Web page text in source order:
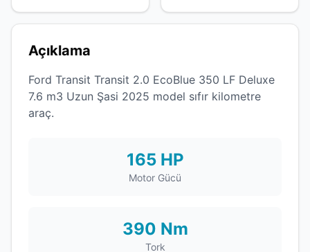
Açıklama
Ford Transit Transit 2.0 EcoBlue 350 LF Deluxe
7.6 m3 Uzun Şasi 2025 model sıfır kilometre
araç.
165 HP
Motor Gücü
390 Nm
Tork